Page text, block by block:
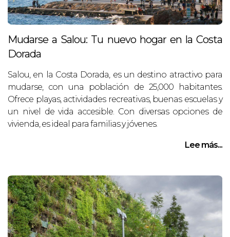
Mudarse a Salou: Tu nuevo hogar en la Costa
Dorada
Salou, en la Costa Dorada, es un destino atractivo para
mudarse, con una población de 25,000 habitantes.
Ofrece playas, actividades recreativas, buenas escuelas y
un nivel de vida accesible. Con diversas opciones de
vivienda, es ideal para familias y jóvenes.
Lee más...